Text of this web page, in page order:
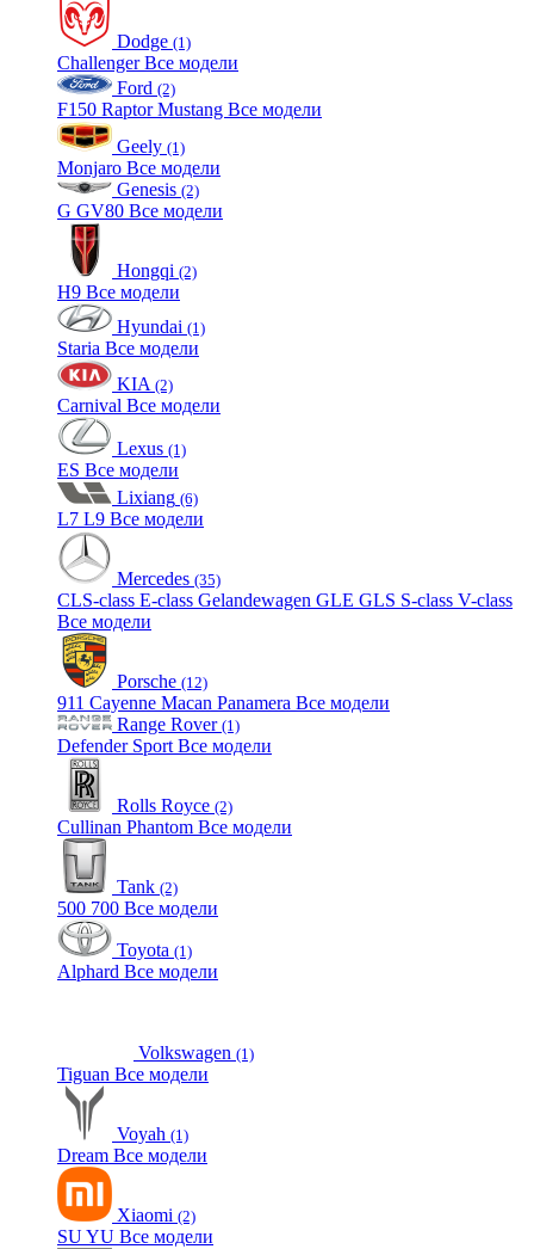
Dodge (1)
ChallengerВсе модели
Ford (2)
F150 RaptorMustang Все модели
Geely (1)
Monjaro Все модели
Genesis (2)
G GV80 Все модели
Hongqi (2)
H9 Все модели
Hyundai (1)
Staria Все модели
KIA (2)
Carnival Все модели
Lexus (1)
ES Все модели
Lixiang (6)
L7 L9 Все модели
Mercedes (35)
CLS-class E-class Gelandewagen GLE GLS S-class V-class
Все модели
Porsche (12)
911 Cayenne Macan Panamera Все модели
Range Rover (1)
Defender Sport Все модели
Rolls Royce (2)
Cullinan Phantom Все модели
Tank (2)
500 700 Все модели
Toyota (1)
Alphard Все модели
Volkswagen (1)
Tiguan Все модели
Voyah (1)
Dream Все модели
Xiaomi (2)
SUYU Все модели